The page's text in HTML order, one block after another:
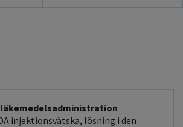
injektionsvätska, lösning i den